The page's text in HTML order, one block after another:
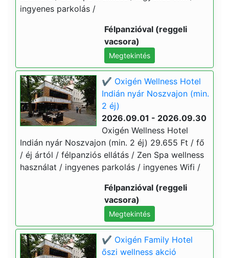
ingyenes parkolás /
Félpanzióval (reggeli
vacsora)
Megtekintés
✔️ Oxigén Wellness Hotel
Indián nyár Noszvajon (min.
2 éj)
2026.09.01 - 2026.09.30
Oxigén Wellness Hotel
Indián nyár Noszvajon (min. 2 éj) 29.655 Ft / fő
/ éj ártól / félpanziós ellátás / Zen Spa wellness
használat / ingyenes parkolás / ingyenes Wifi /
Félpanzióval (reggeli
vacsora)
Megtekintés
✔️ Oxigén Family Hotel
őszi wellness akció